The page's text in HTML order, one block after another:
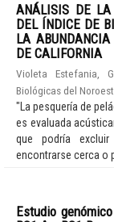
ANÁLISIS DE LA
DEL ÍNDICE DE
LA ABUNDANCIA
DE CALIFORNIA
Violeta Estefania,
Biológicas del
"La pesquería de
es evaluada
que podría
encontrarse cerca o
Estudio